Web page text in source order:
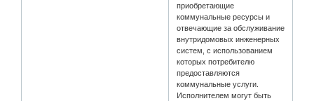
приобретающие
коммунальные ресурсы и
отвечающие за обслуживание
внутридомовых инженерных
систем, с использованием
которых потребителю
предоставляются
коммунальные услуги.
Исполнителем могут быть